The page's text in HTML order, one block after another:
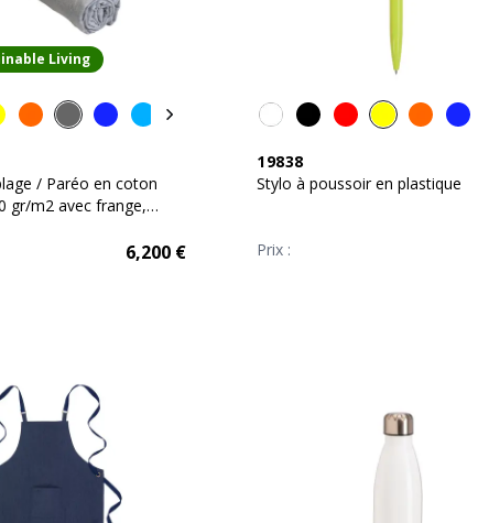
Living
/ Paréo en coton
gr/m2 avec frange,
6,200€
19838
Stylo à poussoir en plastique
Prix :